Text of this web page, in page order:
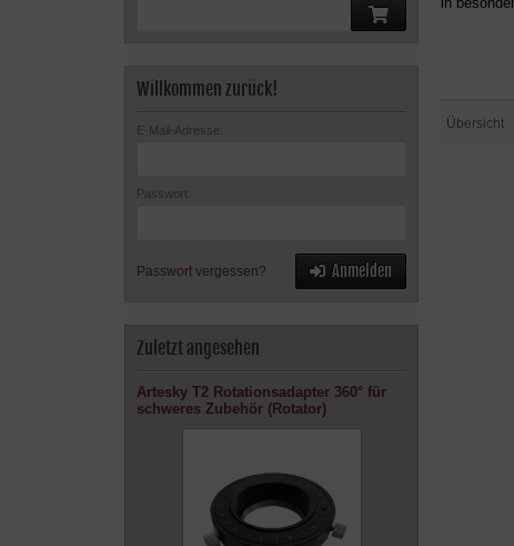
Übersicht
Willkommen zurück!
E-Mail-Adresse:
Passwort:
Passwort vergessen? Anmelden
Zuletzt angesehen
Artesky T2 Rotationsadapter 360° für
schweres Zubehör (Rotator)